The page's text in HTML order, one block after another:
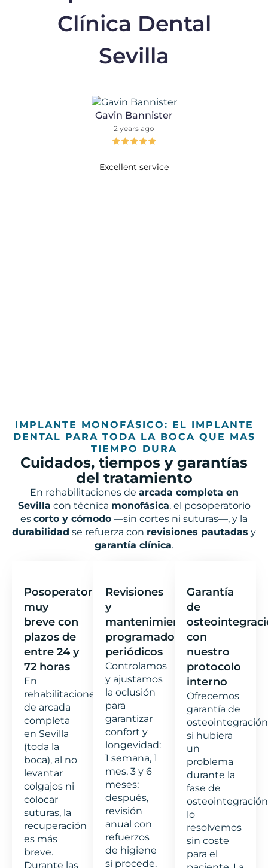
Clínica Dental
Sevilla
Gavin Bannister
2 years ago
Excellent service
IMPLANTE MONOFÁSICO: EL IMPLANTE
DENTAL PARA TODA LA BOCA QUE MAS
TIEMPO DURA
Cuidados, tiempos y garantías
del tratamiento
En rehabilitaciones de arcada completa en
Sevilla con técnica monofásica, el posoperatorio
es corto y cómodo —sin cortes ni suturas—, y la
durabilidad se refuerza con revisiones pautadas y
garantía clínica.
Posoperatorio
muy
breve con
plazos de
entre 24 y
72 horas
En
rehabilitaciones
de arcada
completa
en Sevilla
(toda la
boca), al no
levantar
colgajos ni
colocar
suturas, la
recuperación
es más
breve.
Durante las
Revisiones
y
mantenimientos
programados
periódicos
Controlamos
y ajustamos
la oclusión
para
garantizar
confort y
longevidad:
1 semana, 1
mes, 3 y 6
meses;
después,
revisión
anual con
refuerzos
de higiene
si procede.
Garantía
de
con
nuestro
protocolo
interno
Ofrecemos
garantía de
si hubiera
un
problema
durante la
fase de
lo
resolvemos
sin coste
para el